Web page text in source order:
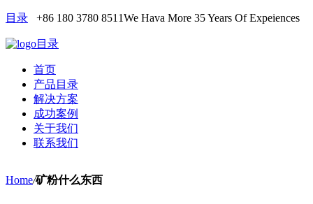
目录 +86 180 3780 8511We Hava More 35 Years Of Expeiences
目录
首页
产品目录
解决方案
成功案例
关于我们
联系我们
Home/矿粉什么东西